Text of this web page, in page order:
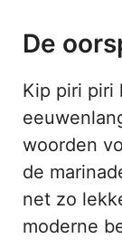
De
Kip piri piri
woorden
de
net zo
moderne